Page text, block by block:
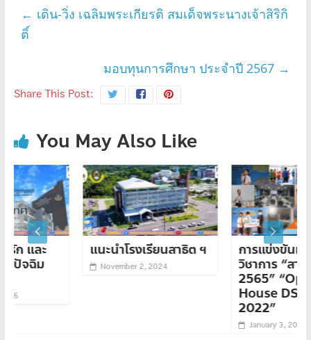
← เดิน-วิ่ง เฉลิมพระเกียรติ สมเด็จพระนางเจ้าสิริกิ
ติ์
มอบทุนการศึกษา ประจำปี 2567 →
Share This Post:
You May Also Like
แนะนำโรงเรียนสาธิต ฯ
November 2, 2024
การแข่งขันทักษะทาง
วิชาการ “สาธิตวิชาการ
2565” “Open
House DSKRU
January 3, 2023